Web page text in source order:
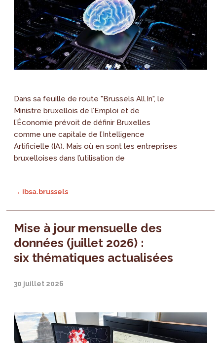
Dans sa feuille de route "Brussels All.In", le
Ministre bruxellois de l’Emploi et de
l’Économie prévoit de définir Bruxelles
comme une capitale de l’Intelligence
Artificielle (IA). Mais où en sont les entreprises
bruxelloises dans l’utilisation de
→ ibsa.brussels
Mise à jour mensuelle des
données (juillet 2026) :
six thématiques actualisées
30 juillet 2026